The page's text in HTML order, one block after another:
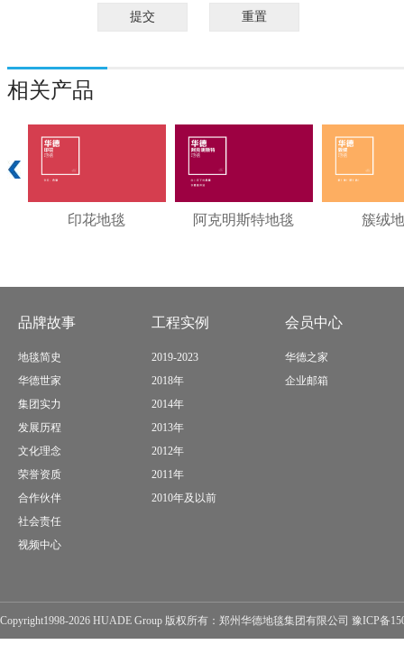
相关产品
印花地毯 阿克明斯特地毯 簇绒
品牌故事
地毯简史
华德世家
集团实力
发展历程
文化理念
荣誉资质
合作伙伴
社会责任
视频中心
工程实例
2019-2023
2018年
2014年
2013年
2012年
2011年
2010年及以前
会员中心
华德之家
企业邮箱
Copyright1998-2026 HUADE Group 版权所有：郑州华德地毯集团有限公司 豫ICP备